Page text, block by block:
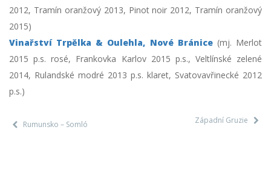
2012, Tramín oranžový 2013, Pinot noir 2012, Tramín oranžový
2015)
Vinařství Trpělka & Oulehla, Nové Bránice(mj. Merlot
2015 p.s. rosé, Frankovka Karlov 2015 p.s., Veltlínské zelené
2014, Rulandské modré 2013 p.s. klaret, Svatovavřinecké 2012
p.s.)
Rumunsko – Somló Západní Gruzie